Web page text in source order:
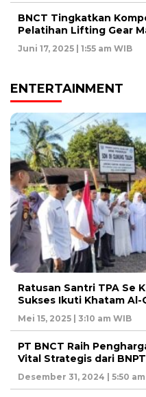
BNCT Tingkatkan
Pelatihan Lifting Gear
Juni 17, 2025 | 1:55 am WIB
ENTERTAINMENT
Ratusan Santri TPA Se
Sukses Ikuti Khatam Al-
Mei 15, 2025 | 3:10 am WIB
PT BNCT Raih
Vital Strategis dari BNPT
Desember 31, 2024 | 5:50